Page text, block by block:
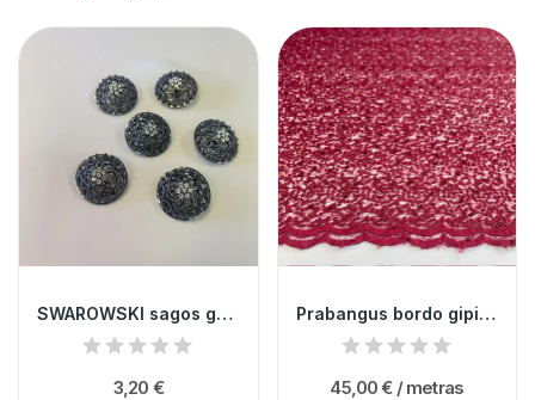
SWAROWSKI sagos gėlyte 005343
3,20 €
Prabangus bordo gipiūras siuvinėtas žvyneliais
45,00 € / metras